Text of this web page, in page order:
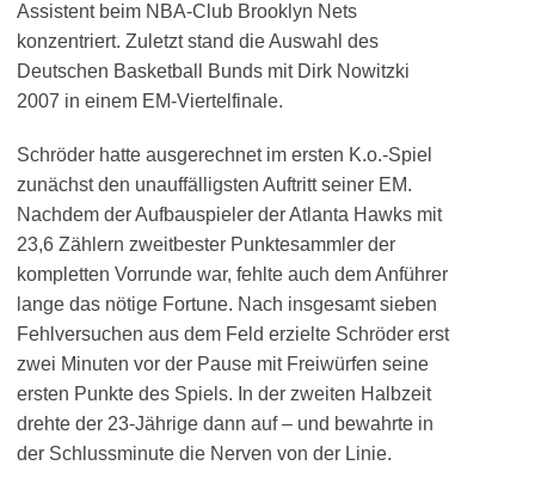
Assistent beim NBA-Club Brooklyn Nets
konzentriert. Zuletzt stand die Auswahl des
Deutschen Basketball Bunds mit Dirk Nowitzki
2007 in einem EM-Viertelfinale.
Schröder hatte ausgerechnet im ersten K.o.-Spiel
zunächst den unauffälligsten Auftritt seiner EM.
Nachdem der Aufbauspieler der Atlanta Hawks mit
23,6 Zählern zweitbester Punktesammler der
kompletten Vorrunde war, fehlte auch dem Anführer
lange das nötige Fortune. Nach insgesamt sieben
Fehlversuchen aus dem Feld erzielte Schröder erst
zwei Minuten vor der Pause mit Freiwürfen seine
ersten Punkte des Spiels. In der zweiten Halbzeit
drehte der 23-Jährige dann auf – und bewahrte in
der Schlussminute die Nerven von der Linie.